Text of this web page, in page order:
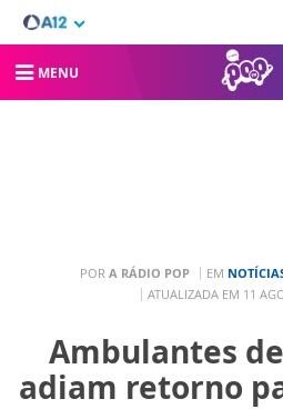
MENU
POR A RÁDIO POP EM
ATUALIZADA EM 11
Ambulantes
adiam retorno